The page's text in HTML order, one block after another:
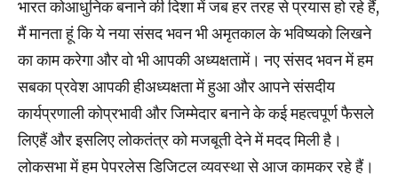
भारत कोआधुनिक बनाने की दिशा में जब हर तरह से प्रयास हो रहे हैं,
मैं मानता हूं कि ये नया संसद भवन भी अमृतकाल के भविष्‍यको लिखने
का काम करेगा और वो भी आपकी अध्‍यक्षतामें। नए संसद भवन में हम
सबका प्रवेश आपकी हीअध्‍यक्षता में हुआ और आपने संसदीय
कार्यप्रणाली कोप्रभावी और जिम्मेदार बनाने के कई महत्वपूर्ण फैसले
लिएहैं और इसलिए लोकतंत्र को मजबूती देने में मदद मिली है।
लोकसभा में हम पेपरलेस डिजिटल व्यवस्था से आज कामकर रहे हैं।